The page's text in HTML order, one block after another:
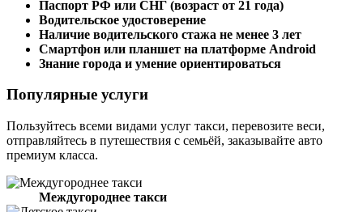
Паспорт РФ или СНГ (возраст от 21 года)
Водительское удостоверение
Наличие водительского стажа не менее 3 лет
Смартфон или планшет на платформе Android
Знание города и умение ориентироваться
Популярные услуги
Пользуйтесь всеми видами услуг такси, перевозите веси,
отправляйтесь в путешествия с семьёй, заказывайте авто
премиум класса.
Междугороднее такси